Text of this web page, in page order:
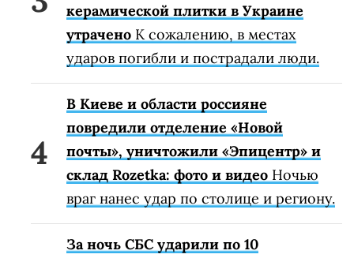
керамической плитки в Украине
утрачено К сожалению, в местах
ударов погибли и пострадали люди.
В Киеве и области россияне
повредили отделение «Новой
почты», уничтожили «Эпицентр» и
склад Rozetka: фото и видео Ночью
враг нанес удар по столице и региону.
За ночь СБС ударили по 10